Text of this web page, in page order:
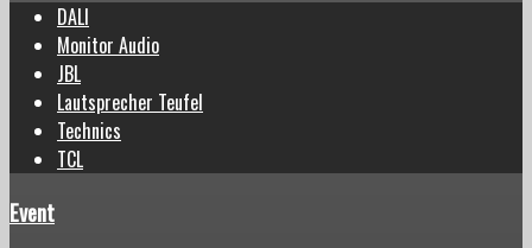
DALI
Monitor Audio
JBL
Lautsprecher Teufel
Technics
TCL
Event